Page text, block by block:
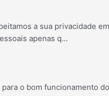
a sua privacidade
apenas q...
o bom funcionamento